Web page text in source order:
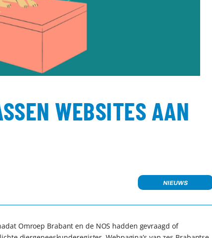
WEBSITES AAN
NIEUWS
Omroep Brabant en de NOS hadden gevraagd of